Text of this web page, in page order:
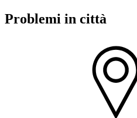
Problemi in città